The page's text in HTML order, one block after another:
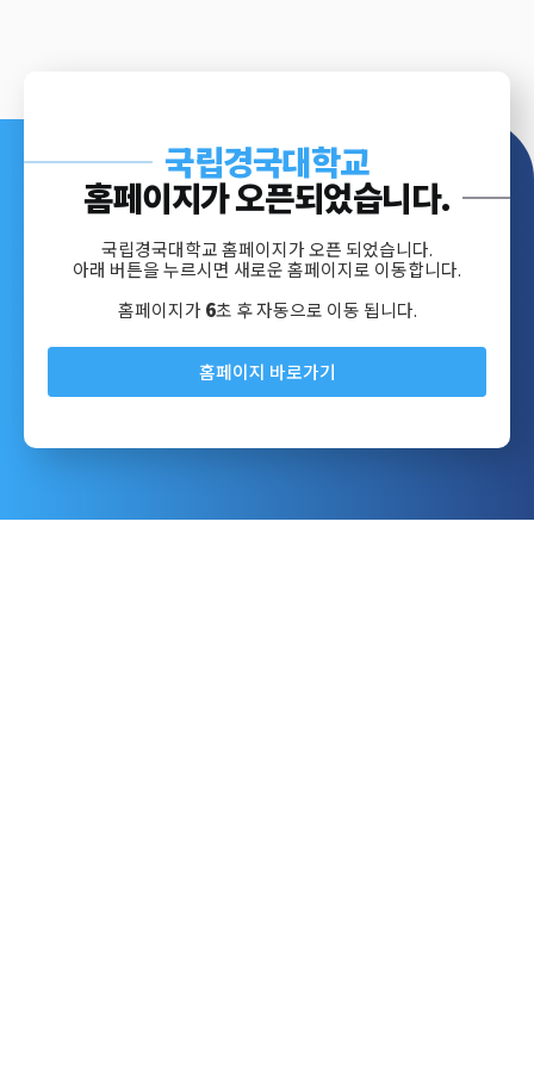
국립경국대학교
홈페이지가 오픈되었습니다.
국립경국대학교 홈페이지가 오픈 되었습니다.
아래 버튼을 누르시면 새로운 홈페이지로 이동합니다.
홈페이지가6초 후 자동으로 이동 됩니다.
홈페이지 바로가기